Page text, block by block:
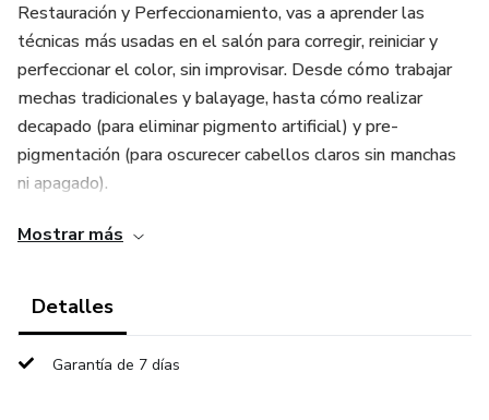
Restauración y Perfeccionamiento, vas a aprender las
técnicas más usadas en el salón para corregir, reiniciar y
perfeccionar el color, sin improvisar. Desde cómo trabajar
mechas tradicionales y balayage, hasta cómo realizar
decapado (para eliminar pigmento artificial) y pre-
pigmentación (para oscurecer cabellos claros sin manchas
ni apagado).
También profundizamos en colores fantasía (aplicación,
evitan por miedo a resultados imprevisibles o
este volumen incluye una parte clave: la importancia del
Mostrar más
Detalles
Garantía de 7 días